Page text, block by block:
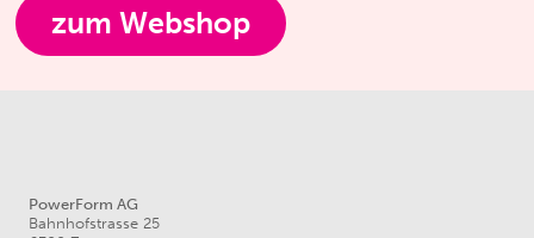
zum Webshop
PowerForm AG
Bahnhofstrasse 25